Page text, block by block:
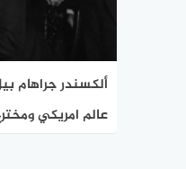
ألكسندر جراهام
عالم امريكي